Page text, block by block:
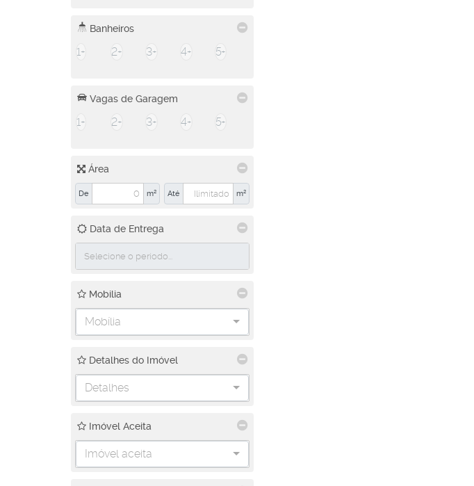
Banheiros
1+ 2+ 3+ 4+ 5+
Vagas de Garagem
1+ 2+ 3+ 4+ 5+
Área
De m² Até m²
Data de Entrega
Mobilia
Mobília
Detalhes do Imóvel
Detalhes
Imóvel Aceita
Imóvel aceita